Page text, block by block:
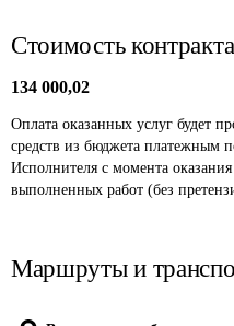
Стоимость контракта
134 000,02
Оплата оказанных услуг будет
средств из бюджета платежным
Исполнителя с момента
выполненных работ (без
Маршруты и